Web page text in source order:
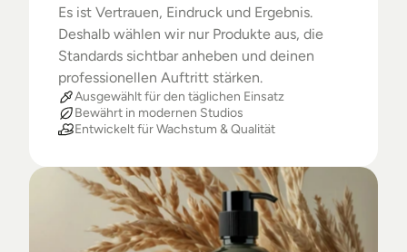
Es ist Vertrauen, Eindruck und Ergebnis.
Deshalb wählen wir nur Produkte aus, die
Standards sichtbar anheben und deinen
professionellen Auftritt stärken.
Ausgewählt für den täglichen Einsatz
Bewährt in modernen Studios
Entwickelt für Wachstum & Qualität